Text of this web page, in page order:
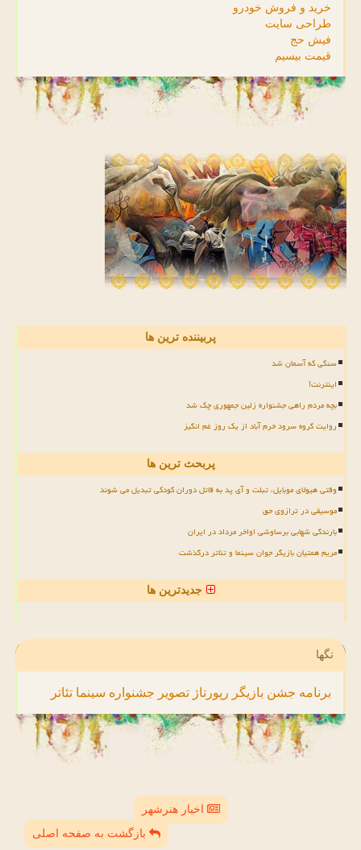
خرید و فروش خودرو
طراحی سایت
فیش حج
قیمت بیسیم
پربیننده ترین ها
سنگی که آسمان شد
اینترنت!
بچه مردم راهی جشنواره زلین جمهوری چک شد
روایت گروه سرود خرم آباد از یک روز غم انگیز
پربحث ترین ها
وقتی هیولای موبایل، تبلت و آی پد به قاتل دوران کودکی تبدیل می شوند
موسیقی در ترازوی حق
بارندگی شهابی برساوشی اواخر مرداد در ایران
مریم همتیان بازیگر جوان سینما و تئاتر درگذشت
جدیدترین ها
تگها
برنامه جشن بازیگر رپورتاژ تصویر جشنواره سینما تئاتر
اخبار هنرشهر
بازگشت به صفحه اصلی